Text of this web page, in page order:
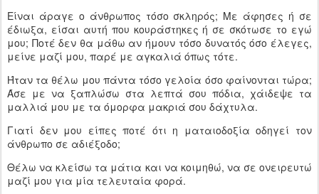
Είναι άραγε ο άνθρωπος τόσο σκληρός; Με άφησες ή σε
έδιωξα, είσαι αυτή που κουράστηκες ή σε σκότωσε το εγώ
μου; Ποτέ δεν θα μάθω αν ήμουν τόσο δυνατός όσο έλεγες,
μείνε μαζί μου, παρέ με αγκαλιά όπως τότε.
Ήταν τα θέλω μου πάντα τόσο γελοία όσο φαίνονται τώρα;
Άσε με να ξαπλώσω στα λεπτά σου πόδια, χάιδεψε τα
μαλλιά μου με τα όμορφα μακριά σου δάχτυλα.
Γιατί δεν μου είπες ποτέ ότι η ματαιοδοξία οδηγεί τον
άνθρωπο σε αδιέξοδο;
Θέλω να κλείσω τα μάτια και να κοιμηθώ, να σε ονειρευτώ
μαζί μου για μία τελευταία φορά.